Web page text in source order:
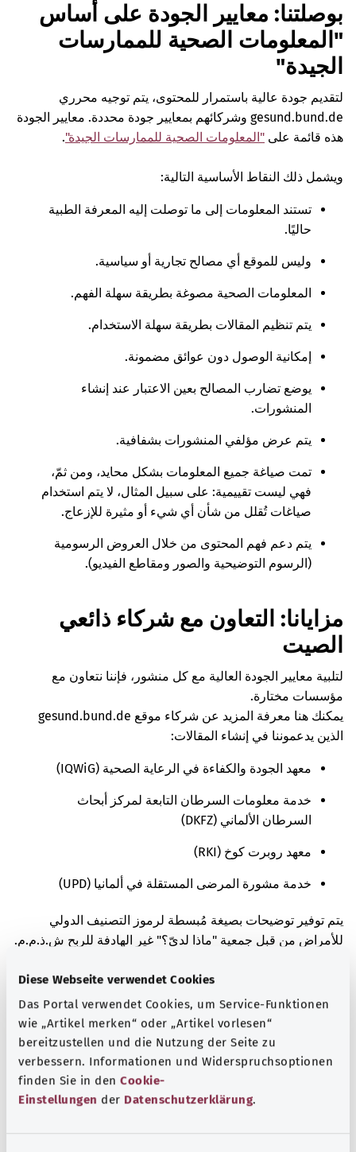
Diese Webseite verwendet Cookies
Das Portal verwendet Cookies, um Service-Funktionen
wie „Artikel merken“ oder „Artikel vorlesen“
bereitzustellen und die Nutzung der Seite zu
verbessern. Informationen und Widerspruchsoptionen
finden Sie in den Cookie-
Einstellungen der Datenschutzerklärung.
بوصلتنا: معايير الجودة على أساس
"المعلومات الصحية للممارسات
الجيدة"
لتقديم جودة عالية باستمرار للمحتوى، يتم توجيه محرري
gesund.bund.de وشركائهم بمعايير جودة محددة. معايير الجودة
هذه قائمة على "المعلومات الصحية للممارسات الجيدة".
ويشمل ذلك النقاط الأساسية التالية:
تستند المعلومات إلى ما توصلت إليه المعرفة الطبية
حاليًا.
وليس للموقع أي مصالح تجارية أو سياسية.
المعلومات الصحية مصوغة بطريقة سهلة الفهم.
يتم تنظيم المقالات بطريقة سهلة الاستخدام.
إمكانية الوصول دون عوائق مضمونة.
يوضع تضارب المصالح بعين الاعتبار عند إنشاء
المنشورات.
يتم عرض مؤلفي المنشورات بشفافية.
تمت صياغة جميع المعلومات بشكل محايد، ومن ثمّ،
فهي ليست تقييمية: على سبيل المثال، لا يتم استخدام
صياغات تُقلل من شأن أي شيء أو مثيرة للإزعاج.
يتم دعم فهم المحتوى من خلال العروض الرسومية
(الرسوم التوضيحية والصور ومقاطع الفيديو).
مزايانا: التعاون مع شركاء ذائعي
الصيت
لتلبية معايير الجودة العالية مع كل منشور، فإننا نتعاون مع
مؤسسات مختارة.
يمكنك هنا معرفة المزيد عن شركاء موقع gesund.bund.de
الذين يدعموننا في إنشاء المقالات:
معهد الجودة والكفاءة في الرعاية الصحية (IQWiG)
خدمة معلومات السرطان التابعة لمركز أبحاث
السرطان الألماني (DKFZ)
معهد روبرت كوخ (RKI)
خدمة مشورة المرضى المستقلة في ألمانيا (UPD)
يتم توفير توضيحات بصيغة مُبسطة لرموز التصنيف الدولي
للأمراض من قبل جمعية "ماذا لديّ؟" غير الهادفة للربح ش.ذ.م.م.
عملية التحرير الخاصة بنا
تتمثل مهمة موقع gesund.bund.de في دعم وتعزيز التوعية
الصحية والكفاءة الصحية لزوار الموقع بأفضل صورةٍ ممكنة.
ووفقًا لذلك، يتلقى محررو البوابة توجيهًا بشأن الاهتمام العام
بالمعلومات عند اختيار الموضوعات: ويتضمن ذلك الموضوعات
بعض الأمراض المعدية أو الحساسية).